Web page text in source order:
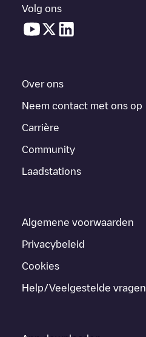
Volg ons
Over ons
Neem contact met ons op
Carrière
Community
Laadstations
Algemene voorwaarden
Privacybeleid
Cookies
Help/Veelgestelde vragen